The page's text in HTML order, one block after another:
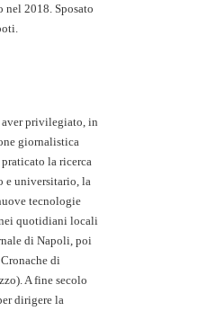
nel 2018. Sposato
privilegiato, in
giornalistica
la ricerca
e universitario, la
tecnologie
quotidiani locali
di Napoli, poi
di
A fine secolo
dirigere la